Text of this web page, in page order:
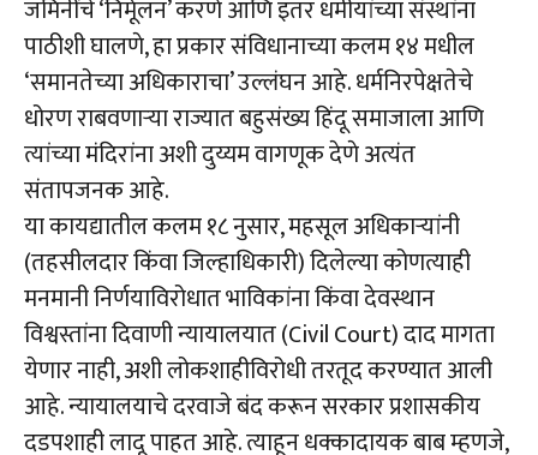
जमिनींचे ‘निर्मूलन’ करणे आणि इतर धर्मीयांच्या संस्थांना
पाठीशी घालणे, हा प्रकार संविधानाच्या कलम १४ मधील
‘समानतेच्या अधिकाराचा’ उल्लंघन आहे. धर्मनिरपेक्षतेचे
धोरण राबवणाऱ्या राज्यात बहुसंख्य हिंदू समाजाला आणि
त्यांच्या मंदिरांना अशी दुय्यम वागणूक देणे अत्यंत
संतापजनक आहे.
या कायद्यातील कलम १८ नुसार, महसूल अधिकाऱ्यांनी
(तहसीलदार किंवा जिल्हाधिकारी) दिलेल्या कोणत्याही
मनमानी निर्णयाविरोधात भाविकांना किंवा देवस्थान
विश्वस्तांना दिवाणी न्यायालयात (Civil Court) दाद मागता
येणार नाही, अशी लोकशाहीविरोधी तरतूद करण्यात आली
आहे. न्यायालयाचे दरवाजे बंद करून सरकार प्रशासकीय
दडपशाही लादू पाहत आहे. त्याहून धक्कादायक बाब म्हणजे,